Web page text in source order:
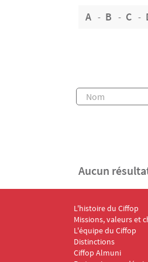
A B C
Aucun
Menu Footer
L'histoire du Ciffop
Missions, valeurs et
L'équipe du Ciffop
Distinctions
Ciffop Almuni